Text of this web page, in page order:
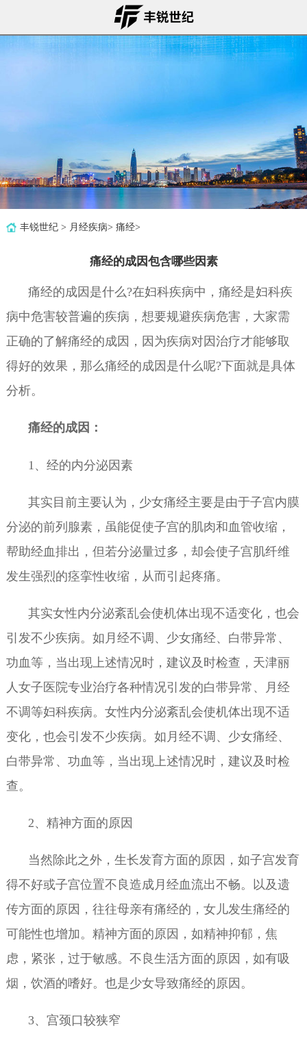
丰锐世纪> 月经疾病> 痛经>
痛经的成因包含哪些因素
痛经的成因是什么?在妇科疾病中，痛经是妇科疾
病中危害较普遍的疾病，想要规避疾病危害，大家需
正确的了解痛经的成因，因为疾病对因治疗才能够取
得好的效果，那么痛经的成因是什么呢?下面就是具体
分析。
痛经的成因：
1、经的内分泌因素
其实目前主要认为，少女痛经主要是由于子宫内膜
分泌的前列腺素，虽能促使子宫的肌肉和血管收缩，
帮助经血排出，但若分泌量过多，却会使子宫肌纤维
发生强烈的痉挛性收缩，从而引起疼痛。
其实女性内分泌紊乱会使机体出现不适变化，也会
引发不少疾病。如月经不调、少女痛经、白带异常、
功血等，当出现上述情况时，建议及时检查，天津丽
人女子医院专业治疗各种情况引发的白带异常、月经
不调等妇科疾病。女性内分泌紊乱会使机体出现不适
变化，也会引发不少疾病。如月经不调、少女痛经、
白带异常、功血等，当出现上述情况时，建议及时检
查。
2、精神方面的原因
当然除此之外，生长发育方面的原因，如子宫发育
得不好或子宫位置不良造成月经血流出不畅。以及遗
传方面的原因，往往母亲有痛经的，女儿发生痛经的
可能性也增加。精神方面的原因，如精神抑郁，焦
虑，紧张，过于敏感。不良生活方面的原因，如有吸
烟，饮酒的嗜好。也是少女导致痛经的原因。
3、宫颈口较狭窄